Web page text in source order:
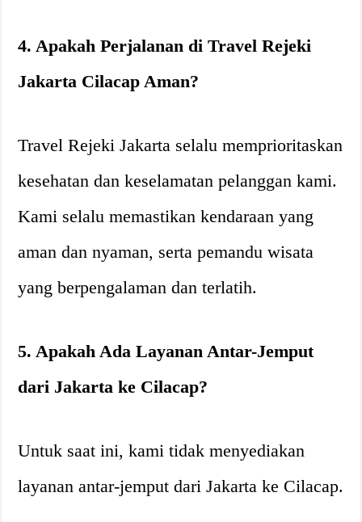
4. Apakah Perjalanan di Travel Rejeki
Jakarta Cilacap Aman?
Travel Rejeki Jakarta selalu memprioritaskan
kesehatan dan keselamatan pelanggan kami.
Kami selalu memastikan kendaraan yang
aman dan nyaman, serta pemandu wisata
yang berpengalaman dan terlatih.
5. Apakah Ada Layanan Antar-Jemput
dari Jakarta ke Cilacap?
Untuk saat ini, kami tidak menyediakan
layanan antar-jemput dari Jakarta ke Cilacap.